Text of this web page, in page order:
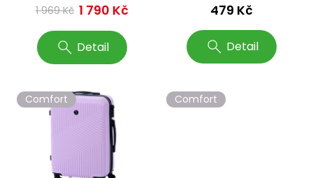
1 969 Kč 1 790 Kč
Detail
479 Kč
Detail
Comfort Comfort